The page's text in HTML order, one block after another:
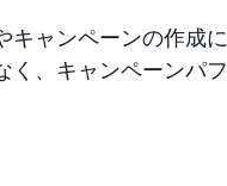
キャンペーンの作成
く、キャンペーンパ